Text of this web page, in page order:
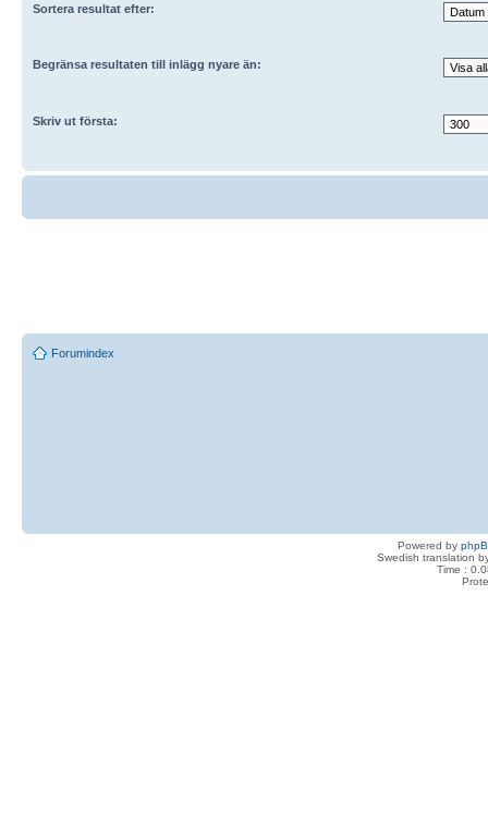
Sortera resultat efter:
Begränsa resultaten till inlägg nyare än:
Skriv ut första:
Forumindex
Powered by
Swedish translation
Time :